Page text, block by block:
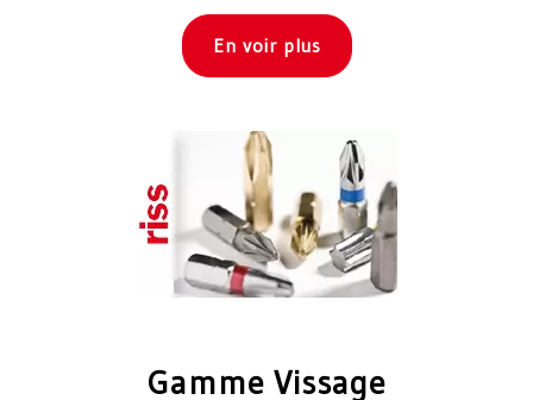
En voir plus
Gamme Vissage